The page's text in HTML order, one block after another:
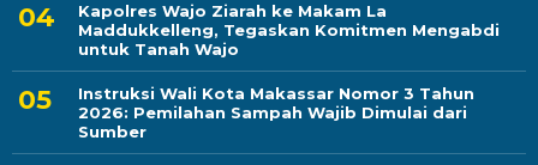
Kapolres Wajo Ziarah ke Makam La
Maddukkelleng, Tegaskan Komitmen Mengabdi
untuk Tanah Wajo
Instruksi Wali Kota Makassar Nomor 3 Tahun
2026: Pemilahan Sampah Wajib Dimulai dari
Sumber